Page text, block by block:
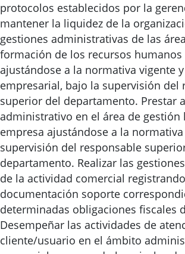
protocolos establecidos por la
mantener la liquidez de la
gestiones administrativas de las
formación de los recursos humanos
ajustándose a la normativa vigente
empresarial, bajo la supervisión del
superior del departamento. Prestar
administrativo en el área de gestión
empresa ajustándose a la
supervisión del responsable
departamento. Realizar las
de la actividad comercial
documentación soporte
determinadas obligaciones fiscales
Desempeñar las actividades de
cliente/usuario en el ámbito